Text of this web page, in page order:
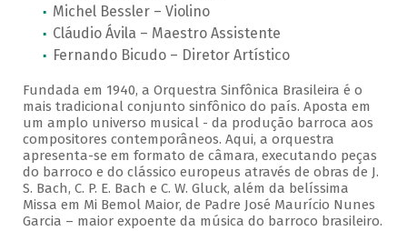
Michel Bessler – Violino
Cláudio Ávila – Maestro Assistente
Fernando Bicudo – Diretor Artístico
Fundada em 1940, a Orquestra Sinfônica Brasileira é o
mais tradicional conjunto sinfônico do país. Aposta em
um amplo universo musical - da produção barroca aos
compositores contemporâneos. Aqui, a orquestra
apresenta-se em formato de câmara, executando peças
do barroco e do clássico europeus através de obras de J.
S. Bach, C. P. E. Bach e C. W. Gluck, além da belíssima
Missa em Mi Bemol Maior, de Padre José Maurício Nunes
Garcia – maior expoente da música do barroco brasileiro.